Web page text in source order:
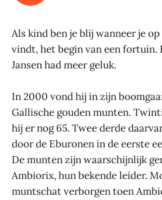
Als kind ben je blij wanneer je
vindt, het begin van een fortuin.
Jansen had meer geluk.
In 2000 vond hij in zijn
Gallische gouden munten.
hij er nog 65. Twee derde
door de Eburonen in de eerste
De munten zijn waarschijnlijk
Ambiorix, hun bekende leider.
muntschat verborgen toen